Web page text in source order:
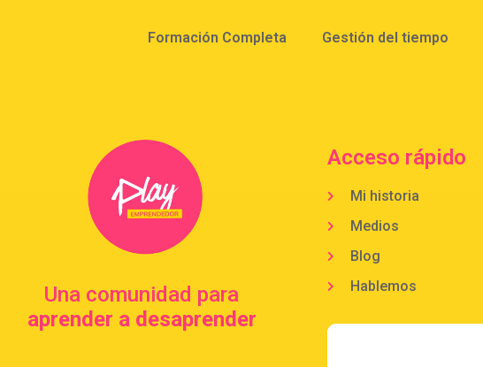
Formación Completa Gestión del tiempo
Una comunidad para
aprender a desaprender
Acceso rápido
Mi historia
Medios
Blog
Hablemos